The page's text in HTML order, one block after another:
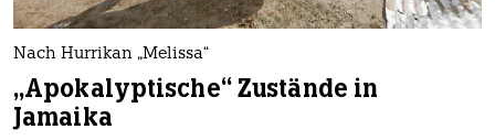
Nach Hurrikan „Melissa“
„Apokalyptische“ Zustände in
Jamaika